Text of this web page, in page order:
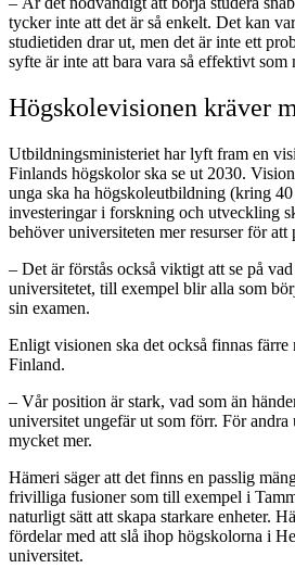
tycker inte att det är så enkelt. Det kan
studietiden drar ut, men det är inte ett
syfte är inte att bara vara så effektivt som
Högskolevisionen kräver
Utbildningsministeriet har lyft fram en
Finlands högskolor ska se ut 2030.
unga ska ha högskoleutbildning (kring
investeringar i forskning och utveckling
behöver universiteten mer resurser för
– Det är förstås också viktigt att se på
universitetet, till exempel blir alla som
sin examen.
Enligt visionen ska det också finnas färre
Finland.
– Vår position är stark, vad som än
universitet ungefär ut som förr. För andra
mycket mer.
Hämeri säger att det finns en passlig
frivilliga fusioner som till exempel i
naturligt sätt att skapa starkare enheter.
fördelar med att slå ihop högskolorna i
universitet.